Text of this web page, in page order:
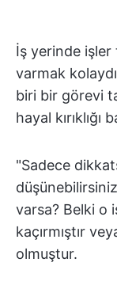
İş yerinde
varmak
biri bir görevi
hayal kırıklığı
"Sadece
varsa? Belki o
kaçırmıştır
olmuştur.